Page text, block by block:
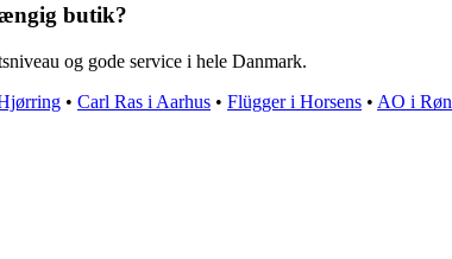
butik?
og gode service i hele Danmark.
• Carl Ras i Aarhus • Flügger i Horsens • AO i